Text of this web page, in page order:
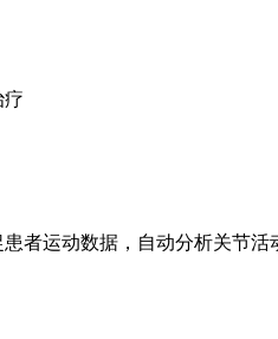
疗
者运动数据，自动分析关节